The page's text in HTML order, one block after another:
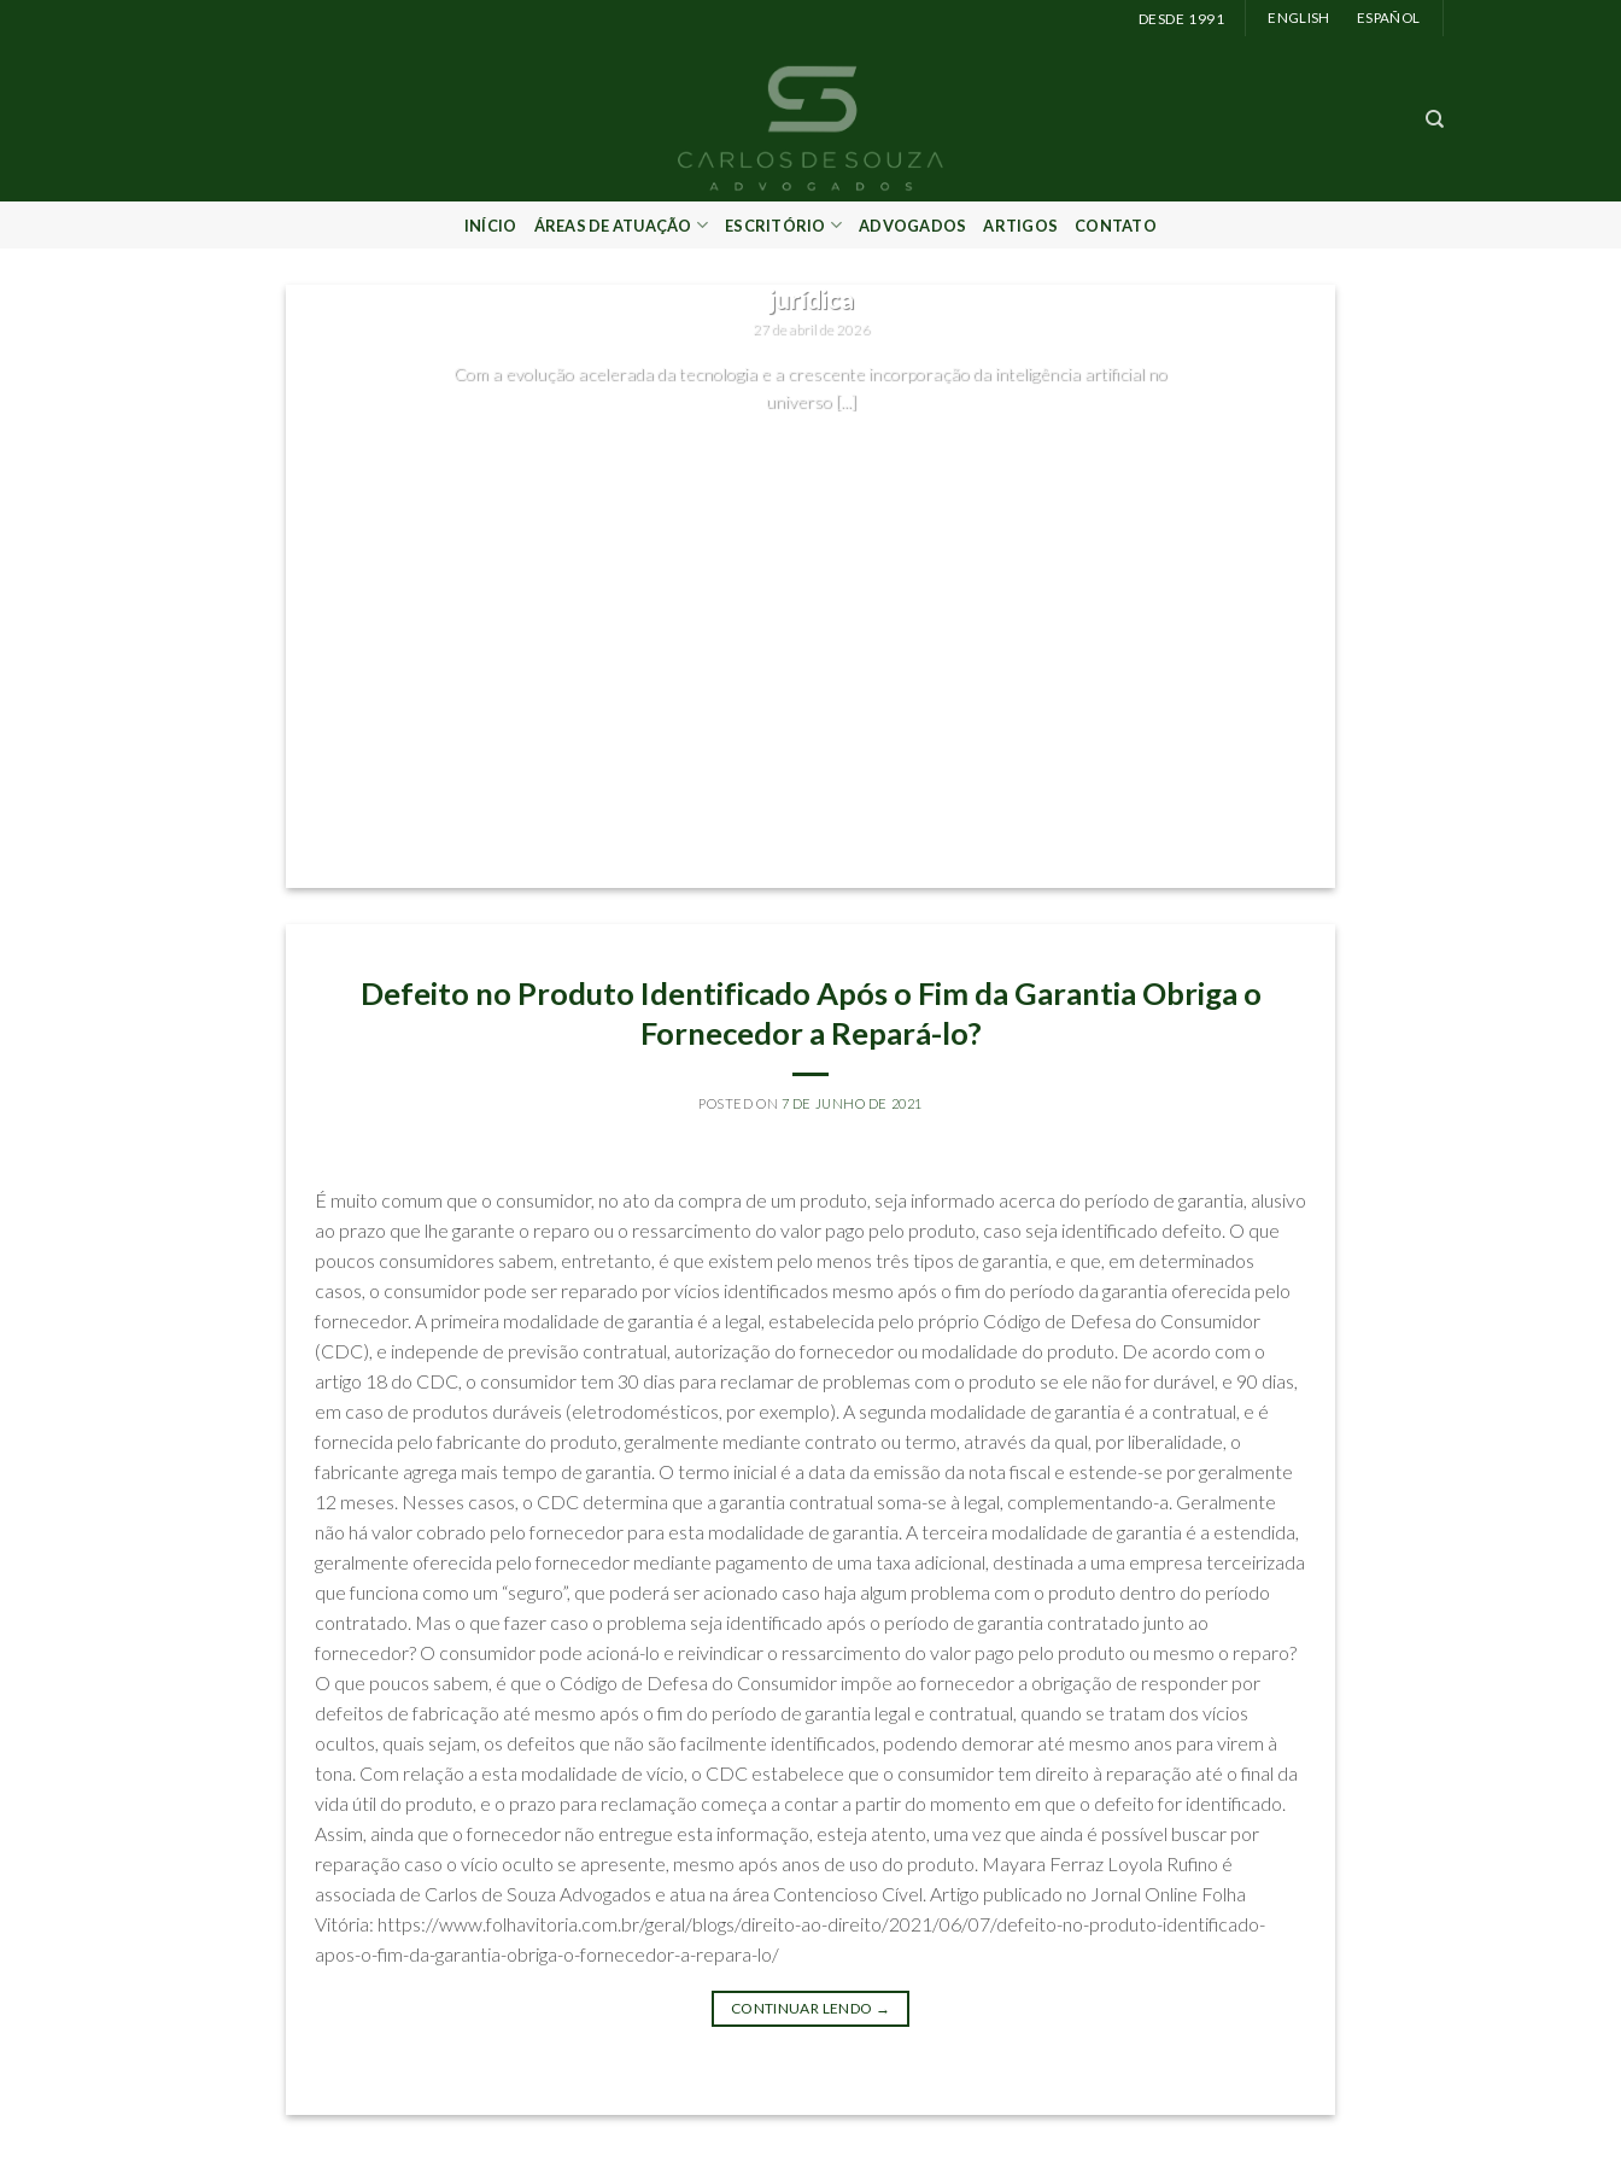
DESDE 1991 ENGLISH ESPAÑOL
INÍCIO ÁREAS DE ATUAÇÃO ESCRITÓRIO ADVOGADOS ARTIGOS CONTATO
jurídica
27 de abril de 2026
Com a evolução acelerada da tecnologia e a crescente incorporação da inteligência artificial no
universo [...]
Defeito no Produto Identificado Após o Fim da Garantia Obriga o
Fornecedor a Repará-lo?
POSTED ON 7 DE JUNHO DE 2021
É muito comum que o consumidor, no ato da compra de um produto, seja informado acerca do período de garantia, alusivo
ao prazo que lhe garante o reparo ou o ressarcimento do valor pago pelo produto, caso seja identificado defeito. O que
poucos consumidores sabem, entretanto, é que existem pelo menos três tipos de garantia, e que, em determinados
casos, o consumidor pode ser reparado por vícios identificados mesmo após o fim do período da garantia oferecida pelo
fornecedor. A primeira modalidade de garantia é a legal, estabelecida pelo próprio Código de Defesa do Consumidor
(CDC), e independe de previsão contratual, autorização do fornecedor ou modalidade do produto. De acordo com o
artigo 18 do CDC, o consumidor tem 30 dias para reclamar de problemas com o produto se ele não for durável, e 90 dias,
em caso de produtos duráveis (eletrodomésticos, por exemplo). A segunda modalidade de garantia é a contratual, e é
fornecida pelo fabricante do produto, geralmente mediante contrato ou termo, através da qual, por liberalidade, o
fabricante agrega mais tempo de garantia. O termo inicial é a data da emissão da nota fiscal e estende-se por geralmente
12 meses. Nesses casos, o CDC determina que a garantia contratual soma-se à legal, complementando-a. Geralmente
não há valor cobrado pelo fornecedor para esta modalidade de garantia. A terceira modalidade de garantia é a estendida,
geralmente oferecida pelo fornecedor mediante pagamento de uma taxa adicional, destinada a uma empresa terceirizada
que funciona como um “seguro”, que poderá ser acionado caso haja algum problema com o produto dentro do período
contratado. Mas o que fazer caso o problema seja identificado após o período de garantia contratado junto ao
fornecedor? O consumidor pode acioná-lo e reivindicar o ressarcimento do valor pago pelo produto ou mesmo o reparo?
O que poucos sabem, é que o Código de Defesa do Consumidor impõe ao fornecedor a obrigação de responder por
defeitos de fabricação até mesmo após o fim do período de garantia legal e contratual, quando se tratam dos vícios
ocultos, quais sejam, os defeitos que não são facilmente identificados, podendo demorar até mesmo anos para virem à
tona. Com relação a esta modalidade de vício, o CDC estabelece que o consumidor tem direito à reparação até o final da
vida útil do produto, e o prazo para reclamação começa a contar a partir do momento em que o defeito for identificado.
Assim, ainda que o fornecedor não entregue esta informação, esteja atento, uma vez que ainda é possível buscar por
reparação caso o vício oculto se apresente, mesmo após anos de uso do produto. Mayara Ferraz Loyola Rufino é
associada de Carlos de Souza Advogados e atua na área Contencioso Cível. Artigo publicado no Jornal Online Folha
Vitória: https://www.folhavitoria.com.br/geral/blogs/direito-ao-direito/2021/06/07/defeito-no-produto-identificado-
apos-o-fim-da-garantia-obriga-o-fornecedor-a-repara-lo/
CONTINUAR LENDO →